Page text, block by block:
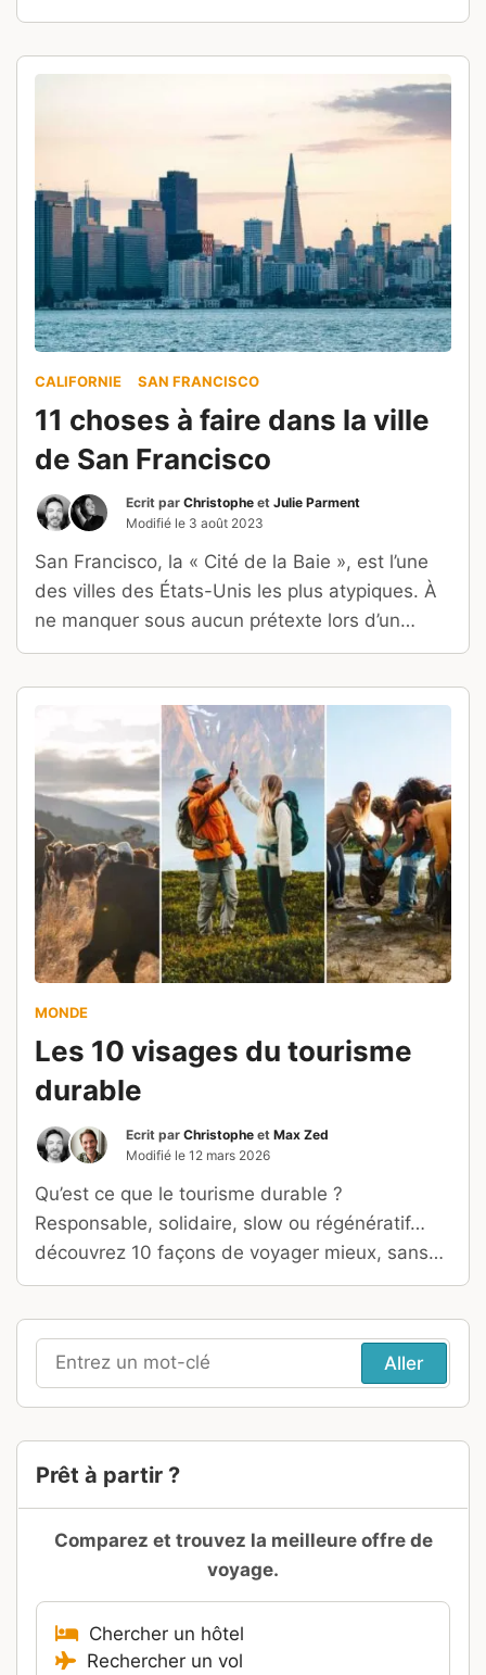
d’être un peu court.
CALIFORNIE SAN FRANCISCO
11 choses à faire dans la ville
de San Francisco
Ecrit par Christophe et Julie Parment
Modifié le 3 août 2023
San Francisco, la « Cité de la Baie », est l’une
des villes des États-Unis les plus atypiques. À
ne manquer sous aucun prétexte lors d’un
voyage en Californie !
MONDE
Les 10 visages du tourisme
durable
Ecrit par Christophe et Max Zed
Modifié le 12 mars 2026
Qu’est ce que le tourisme durable ?
Responsable, solidaire, slow ou régénératif…
découvrez 10 façons de voyager mieux, sans
vous contenter d’une simple étiquette.
Recherche
pour
Prêt à partir ?
Comparez et trouvez la meilleure offre de
voyage.
Chercher un hôtel
Rechercher un vol